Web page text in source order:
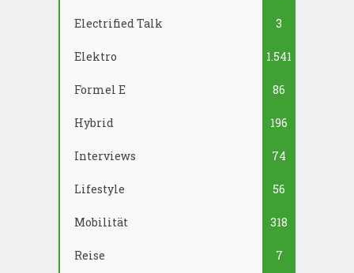
Electrified Talk 3
Elektro 1.541
Formel E 86
Hybrid 196
Interviews 74
Lifestyle 56
Mobilität 318
Reise 7